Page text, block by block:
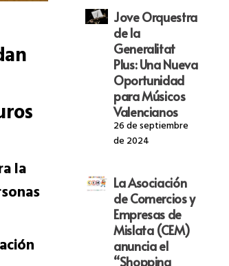
la
Jove Orquestra
de la
Generalitat
Plus: Una Nueva
Oportunidad
para Músicos
Valencianos
26 de septiembre
de 2024
La Asociación
de Comercios y
Empresas de
Mislata (CEM)
anuncia el
“Shopping